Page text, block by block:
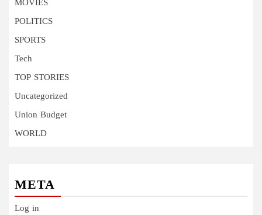
MOVIES
POLITICS
SPORTS
Tech
TOP STORIES
Uncategorized
Union Budget
WORLD
META
Log in